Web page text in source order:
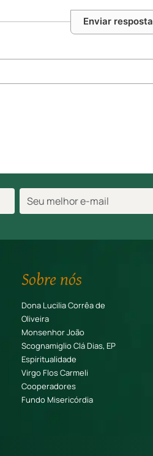
Enviar resposta
Sobre nós
Dona Lucilia Corrêa de
Oliveira
Monsenhor João
Scognamiglio Clá Dias, EP
Espiritualidade
Virgo Flos Carmeli
Cooperadores
Fundo Misericórdia